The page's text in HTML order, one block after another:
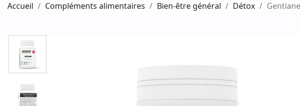
Accueil Compléments alimentaires Bien-être général Détox Gentiane